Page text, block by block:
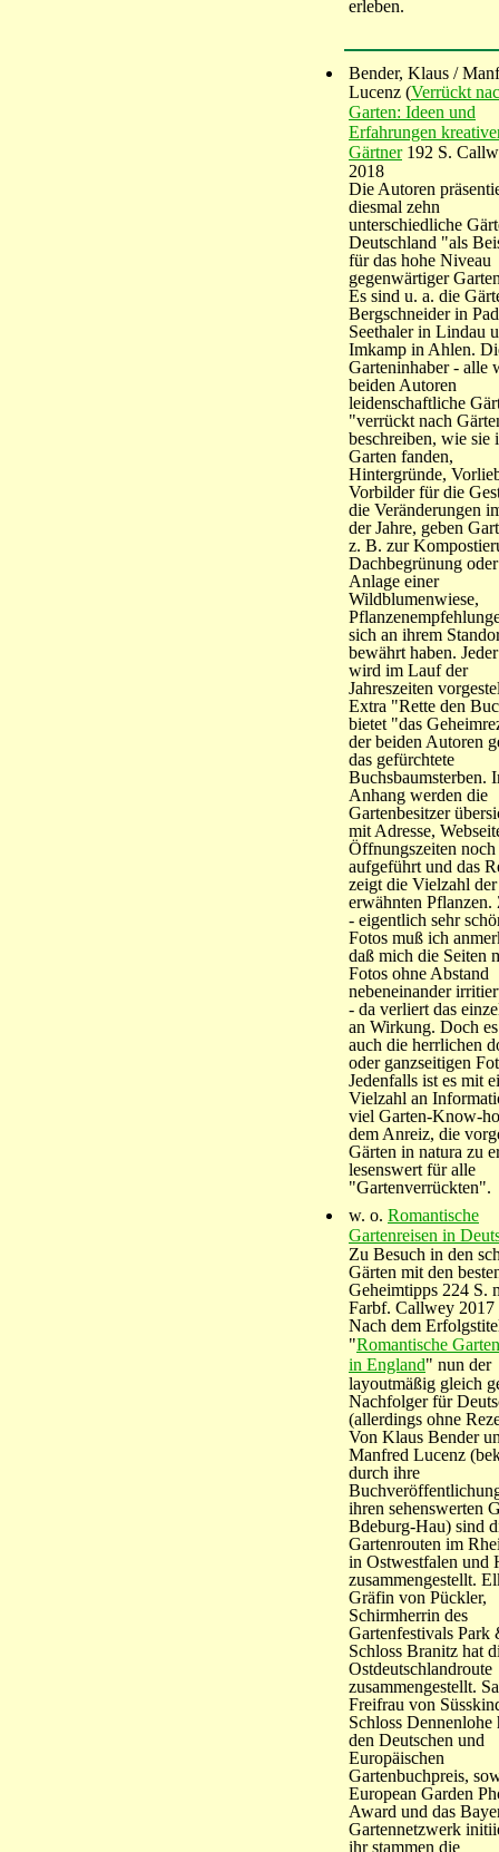
erleben.
Bender, Klaus /
Lucenz (Verrückt
Garten: Ideen und
Erfahrungen
Gärtner192 S.
2018
Die Autoren
diesmal zehn
unterschiedliche
Deutschland "als
für das hohe Niveau
gegenwärtiger
Es sind u. a. die
Bergschneider in
Seethaler in Lindau
Imkamp in Ahlen.
Garteninhaber - alle
beiden Autoren
leidenschaftliche
"verrückt nach
beschreiben, wie sie
Garten fanden,
Hintergründe,
Vorbilder für die
die Veränderungen
der Jahre, geben
z. B. zur
Dachbegrünung
Anlage einer
Wildblumenwiese,
sich an ihrem
bewährt haben.
wird im Lauf der
Jahreszeiten
Extra "Rette den
bietet "das
der beiden Autoren
das gefürchtete
Buchsbaumsterben.
Anhang werden die
Gartenbesitzer
mit Adresse,
Öffnungszeiten
aufgeführt und das
zeigt die Vielzahl der
erwähnten Pflanzen.
- eigentlich sehr
Fotos muß ich
daß mich die Seiten
Fotos ohne Abstand
nebeneinander
- da verliert das
an Wirkung. Doch
auch die herrlichen
oder ganzseitigen
Jedenfalls ist es mit
Vielzahl an
viel Garten-Know-
dem Anreiz, die
Gärten in natura zu
lesenswert für alle
"Gartenverrückten".
w. o. Romantische
Gartenreisen in
Zu Besuch in den
Gärten mit den
Geheimtipps 224 S.
Farbf. Callwey 2017
Nach dem
"Romantische
in England" nun der
layoutmäßig gleich
Nachfolger für
(allerdings ohne
Von Klaus Bender
Manfred Lucenz
durch ihre
ihren sehenswerten
Bdeburg-Hau) sind
Gartenrouten im
in Ostwestfalen und
zusammengestellt.
Gräfin von Pückler,
Schirmherrin des
Gartenfestivals Park
Schloss Branitz hat
Ostdeutschlandroute
zusammengestellt.
Freifrau von
Schloss Dennenlohe
den Deutschen und
Europäischen
Gartenbuchpreis,
European Garden
Award und das
Gartennetzwerk
ihr stammen die